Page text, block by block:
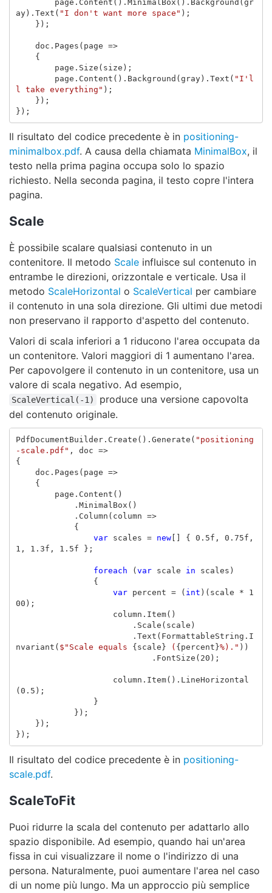
page . Content (). MinimalBox (). Background ( gr
ay). Text ( "I don't want more space" );
});
doc . Pages ( page =>
{
page . Size ( size );
page . Content (). Background ( gray). Text ( "I'l
l take everything" );
});
});
Il risultato del codice precedente è in positioning-
minimalbox.pdf. A causa della chiamata MinimalBox, il
testo nella prima pagina occupa solo lo spazio
richiesto. Nella seconda pagina, il testo copre l'intera
pagina.
Scale
È possibile scalare qualsiasi contenuto in un
contenitore. Il metodo Scale influisce sul contenuto in
entrambe le direzioni, orizzontale e verticale. Usa il
metodo ScaleHorizontal o ScaleVertical per cambiare
il contenuto in una sola direzione. Gli ultimi due metodi
non preservano il rapporto d'aspetto del contenuto.
Valori di scala inferiori a 1 riducono l'area occupata da
un contenitore. Valori maggiori di 1 aumentano l'area.
Per capovolgere il contenuto in un contenitore, usa un
valore di scala negativo. Ad esempio,
ScaleVertical(-1)
produce una versione capovolta
del contenuto originale.
PdfDocumentBuilder. Create (). Generate ( "positioning
-scale.pdf" , doc =>
{
doc . Pages ( page =>
{
page . Content ()
. MinimalBox ()
. Column ( column =>
{
var
scales = new[] { 0.5f , 0.75f ,
1 , 1.3f , 1.5f };
foreach ( var scale in scales )
{
var
percent = ( int )( scale *
1
00 );
column . Item()
. Scale ( scale )
. Text ( FormattableString . I
nvariant ( $"Scale equals { scale } ( { percent }%)." ))
. FontSize ( 20 );
column . Item(). LineHorizontal
( 0.5 );
}
});
});
});
Il risultato del codice precedente è in positioning-
scale.pdf.
ScaleToFit
Puoi ridurre la scala del contenuto per adattarlo allo
spazio disponibile. Ad esempio, quando hai un'area
fissa in cui visualizzare il nome o l'indirizzo di una
persona. Naturalmente, puoi aumentare l'area nel caso
di un nome più lungo. Ma un approccio più semplice